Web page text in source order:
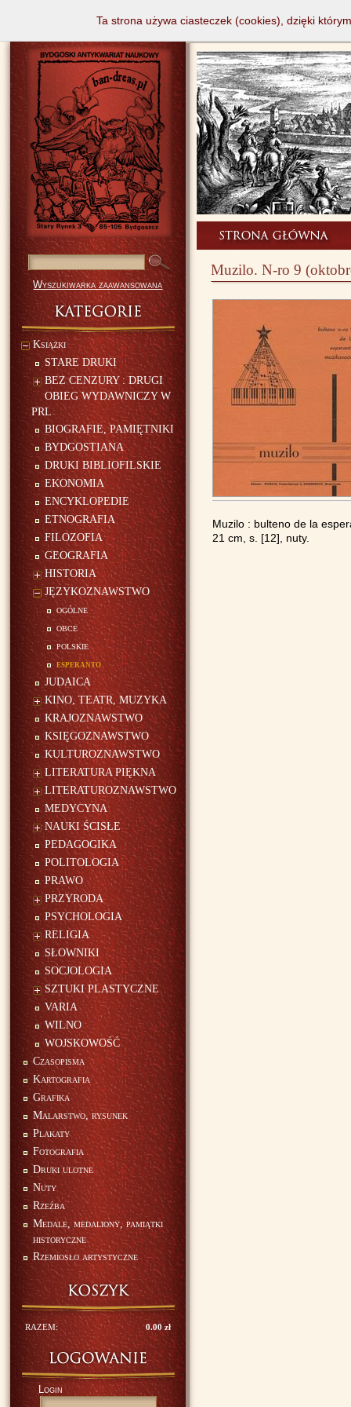
Wyszukiwarka zaawansowana
Książki
STARE DRUKI
BEZ CENZURY : DRUGI
OBIEG WYDAWNICZY W
PRL
BIOGRAFIE, PAMIĘTNIKI
BYDGOSTIANA
DRUKI BIBLIOFILSKIE
EKONOMIA
ENCYKLOPEDIE
ETNOGRAFIA
FILOZOFIA
GEOGRAFIA
HISTORIA
JĘZYKOZNAWSTWO
ogólne
obce
polskie
esperanto
JUDAICA
KINO, TEATR, MUZYKA
KRAJOZNAWSTWO
KSIĘGOZNAWSTWO
KULTUROZNAWSTWO
LITERATURA PIĘKNA
LITERATUROZNAWSTWO
MEDYCYNA
NAUKI ŚCISŁE
PEDAGOGIKA
POLITOLOGIA
PRAWO
PRZYRODA
PSYCHOLOGIA
RELIGIA
SŁOWNIKI
SOCJOLOGIA
SZTUKI PLASTYCZNE
VARIA
WILNO
WOJSKOWOŚĆ
Czasopisma
Kartografia
Grafika
Malarstwo, rysunek
Plakaty
Fotografia
Druki ulotne
Nuty
Rzeźba
Medale, medaliony, pamiątki
historyczne
Rzemiosło artystyczne
RAZEM: 0.00 zł
Login
Muzilo. N-ro 9
Muzilo : bulteno de la
21 cm, s. [12], nuty.
Ta strona używa ciasteczek (cookies), dzięki